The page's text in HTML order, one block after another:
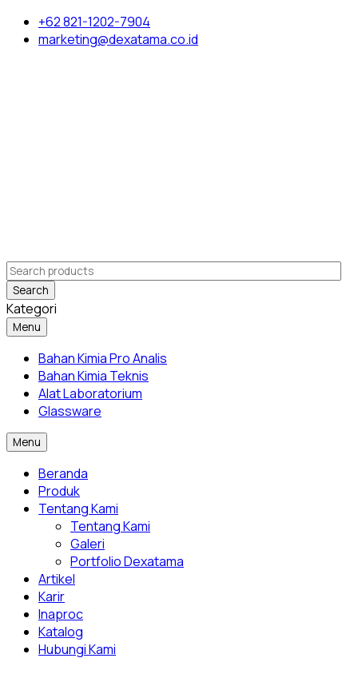
+62 821-1202-7904
marketing@dexatama.co.id
Search
Kategori
Menu
Bahan Kimia Pro Analis
Bahan Kimia Teknis
Alat Laboratorium
Glassware
Menu
Beranda
Produk
Tentang Kami
Tentang Kami
Galeri
Portfolio Dexatama
Artikel
Karir
Inaproc
Katalog
Hubungi Kami